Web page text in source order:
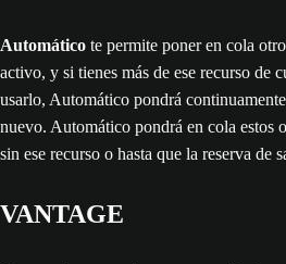
Automático te permite poner en cola
activo, y si tienes más de ese recurso de
usarlo, Automático pondrá
nuevo. Automático pondrá en cola estos
sin ese recurso o hasta que la reserva de
VANTAGE